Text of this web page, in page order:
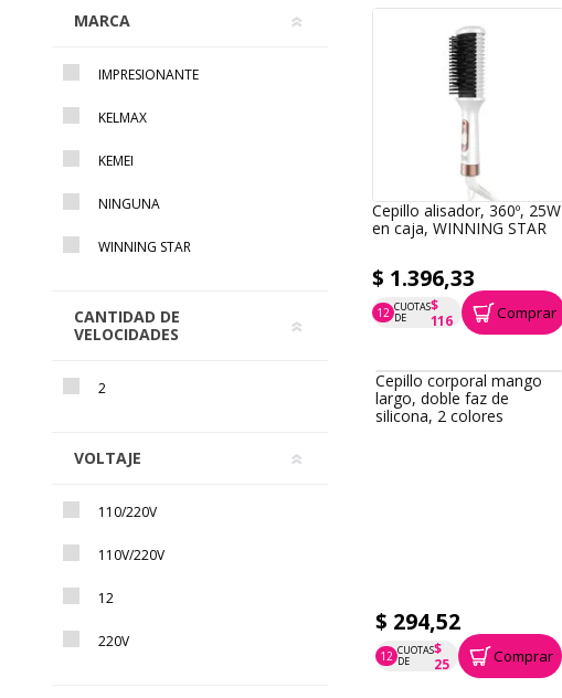
Cepillo alisador, 360º, 25W
en caja, WINNING STAR
$ 1.396,33
12 CUOTAS
DE
$
116
P.T.F. $ 1.396 Comprar
Cepillo corporal mango
largo, doble faz de
silicona, 2 colores
$ 294,52
12 CUOTAS
DE
$
25
P.T.F. $ 295 Comprar
MARCA
IMPRESIONANTE
KELMAX
KEMEI
NINGUNA
WINNING STAR
CANTIDAD DE
VELOCIDADES
2
VOLTAJE
110/220V
110V/220V
12
220V